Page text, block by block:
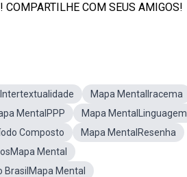
COMPARTILHE COM SEUS AMIGOS!
Mapa MentalIracema
MentalPPP
Mapa MentalLinguagem
Composto
Mapa MentalResenha
Mental
BrasilMapa Mental